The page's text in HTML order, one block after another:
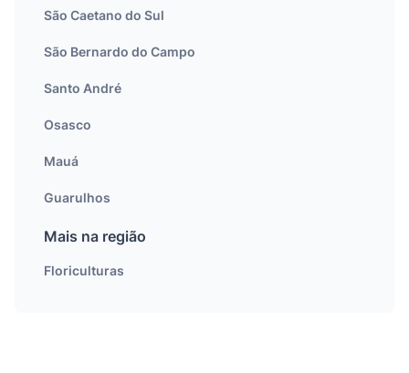
São Caetano do Sul
São Bernardo do Campo
Santo André
Osasco
Mauá
Guarulhos
Mais na região
Floriculturas